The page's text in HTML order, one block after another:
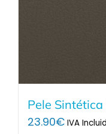
Pele
23.90€ IVA